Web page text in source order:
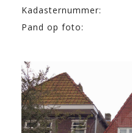
Kadasternummer:
Pand op foto: